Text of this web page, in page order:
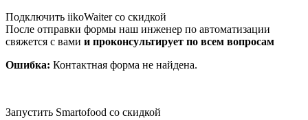
Подключить iikoWaiter со скидкой
После отправки формы наш инженер по автоматизации
свяжется с вами и проконсультирует по всем вопросам
Ошибка: Контактная форма не найдена.
Запустить Smartofood со скидкой